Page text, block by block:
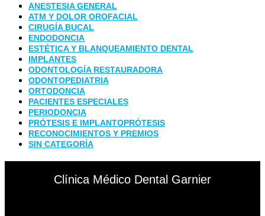
ANESTESIA GENERAL
ATM Y DOLOR OROFACIAL
CIRUGÍA BUCAL
ENDODONCIA
ESTÉTICA Y BLANQUEAMIENTO DENTAL
IMPLANTES
ODONTOLOGÍA RESTAURADORA
ODONTOPEDIATRIA
ORTODONCIA
PACIENTES ESPECIALES
PERIODONCIA
PRÓTESIS E IMPLANTOPRÓTESIS
RECONOCIMIENTOS Y PREMIOS
SIN CATEGORÍA
Clínica Médico Dental Garnier